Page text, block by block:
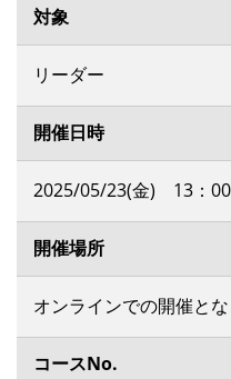
対象
リーダー
開催日時
2025/05/23(金) 13：
開催場所
オンラインでの開催と
コースNo.